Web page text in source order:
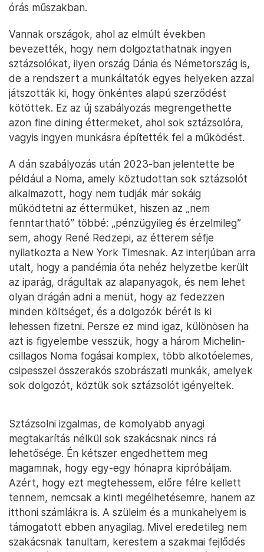
órás műszakban.
Vannak országok, ahol az elmúlt években
bevezették, hogy nem dolgoztathatnak ingyen
sztázsolókat, ilyen ország Dánia és Németország is,
de a rendszert a munkáltatók egyes helyeken azzal
játszották ki, hogy önkéntes alapú szerződést
kötöttek. Ez az új szabályozás megrengethette
azon fine dining éttermeket, ahol sok sztázsolóra,
vagyis ingyen munkásra építették fel a működést.
A dán szabályozás után 2023-ban jelentette be
például a Noma, amely köztudottan sok sztázsolót
alkalmazott, hogy nem tudják már sokáig
működtetni az éttermüket, hiszen az „nem
fenntartható” többé: „pénzügyileg és érzelmileg”
sem, ahogy René Redzepi, az étterem séfje
nyilatkozta a New York Timesnak. Az interjúban arra
utalt, hogy a pandémia óta nehéz helyzetbe került
az iparág, drágultak az alapanyagok, és nem lehet
olyan drágán adni a menüt, hogy az fedezzen
minden költséget, és a dolgozók bérét is ki
lehessen fizetni. Persze ez mind igaz, különösen ha
azt is figyelembe vesszük, hogy a három Michelin-
csillagos Noma fogásai komplex, több alkotóelemes,
csipesszel összerakós szobrászati munkák, amelyek
sok dolgozót, köztük sok sztázsolót igényeltek.
Sztázsolni izgalmas, de komolyabb anyagi
megtakarítás nélkül sok szakácsnak nincs rá
lehetősége. Én kétszer engedhettem meg
magamnak, hogy egy-egy hónapra kipróbáljam.
Azért, hogy ezt megtehessem, előre félre kellett
tennem, nemcsak a kinti megélhetésemre, hanem az
itthoni számlákra is. A szüleim és a munkahelyem is
támogatott ebben anyagilag. Mivel eredetileg nem
szakácsnak tanultam, kerestem a szakmai fejlődés